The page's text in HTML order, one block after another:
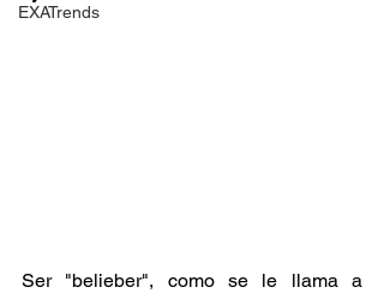
EXATrends
Ser "belieber", como se le llama a